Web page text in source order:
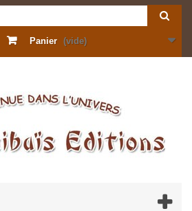
Panier (vide)